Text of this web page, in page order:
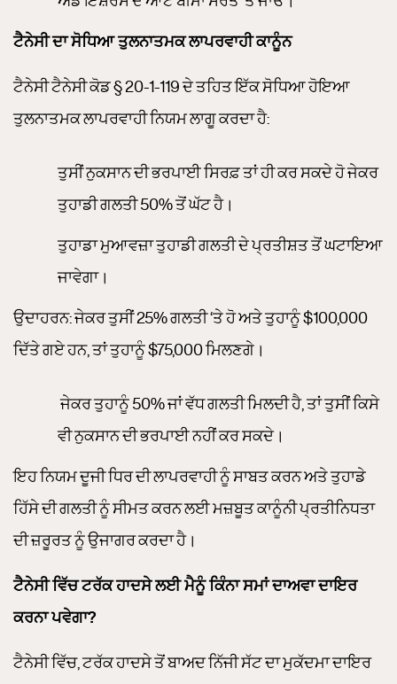
ਟੈਨੇਸੀ ਦਾ ਸੋਧਿਆ ਤੁਲਨਾਤਮਕ ਲਾਪਰਵਾਹੀ ਕਾਨੂੰਨ
ਟੈਨੇਸੀ ਟੈਨੇਸੀ ਕੋਡ § 20-1-119 ਦੇ ਤਹਿਤ ਇੱਕ ਸੋਧਿਆ ਹੋਇਆ
ਤੁਲਨਾਤਮਕ ਲਾਪਰਵਾਹੀ ਨਿਯਮ ਲਾਗੂ ਕਰਦਾ ਹੈ:
ਤੁਸੀਂ ਨੁਕਸਾਨ ਦੀ ਭਰਪਾਈ ਸਿਰਫ਼ ਤਾਂ ਹੀ ਕਰ ਸਕਦੇ ਹੋ ਜੇਕਰ
ਤੁਹਾਡੀ ਗਲਤੀ 50% ਤੋਂ ਘੱਟ ਹੈ।
ਤੁਹਾਡਾ ਮੁਆਵਜ਼ਾ ਤੁਹਾਡੀ ਗਲਤੀ ਦੇ ਪ੍ਰਤੀਸ਼ਤ ਤੋਂ ਘਟਾਇਆ
ਜਾਵੇਗਾ।
ਉਦਾਹਰਨ: ਜੇਕਰ ਤੁਸੀਂ 25% ਗਲਤੀ ‘ਤੇ ਹੋ ਅਤੇ ਤੁਹਾਨੂੰ $100,000
ਦਿੱਤੇ ਗਏ ਹਨ, ਤਾਂ ਤੁਹਾਨੂੰ $75,000 ਮਿਲਣਗੇ।
ਜੇਕਰ ਤੁਹਾਨੂੰ 50% ਜਾਂ ਵੱਧ ਗਲਤੀ ਮਿਲਦੀ ਹੈ, ਤਾਂ ਤੁਸੀਂ ਕਿਸੇ
ਵੀ ਨੁਕਸਾਨ ਦੀ ਭਰਪਾਈ ਨਹੀਂ ਕਰ ਸਕਦੇ।
ਇਹ ਨਿਯਮ ਦੂਜੀ ਧਿਰ ਦੀ ਲਾਪਰਵਾਹੀ ਨੂੰ ਸਾਬਤ ਕਰਨ ਅਤੇ ਤੁਹਾਡੇ
ਹਿੱਸੇ ਦੀ ਗਲਤੀ ਨੂੰ ਸੀਮਤ ਕਰਨ ਲਈ ਮਜ਼ਬੂਤ ​​ਕਾਨੂੰਨੀ ਪ੍ਰਤੀਨਿਧਤਾ
ਦੀ ਜ਼ਰੂਰਤ ਨੂੰ ਉਜਾਗਰ ਕਰਦਾ ਹੈ।
ਟੈਨੇਸੀ ਵਿੱਚ ਟਰੱਕ ਹਾਦਸੇ ਲਈ ਮੈਨੂੰ ਕਿੰਨਾ ਸਮਾਂ ਦਾਅਵਾ ਦਾਇਰ
ਕਰਨਾ ਪਵੇਗਾ?
ਟੈਨੇਸੀ ਵਿੱਚ, ਟਰੱਕ ਹਾਦਸੇ ਤੋਂ ਬਾਅਦ ਨਿੱਜੀ ਸੱਟ ਦਾ ਮੁਕੱਦਮਾ ਦਾਇਰ